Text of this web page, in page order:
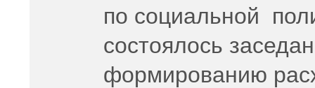
по социальной
состоялось
формированию